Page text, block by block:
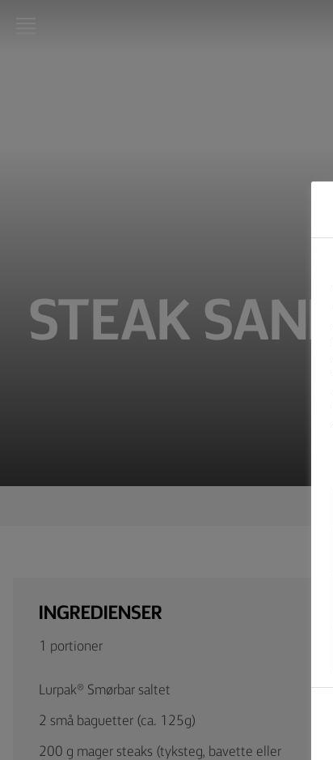
ANLEDNINGER
STEAK
INGREDIENSER
1 portioner
Lurpak® Smørbar saltet
2 små baguetter (ca. 125g)
200 g mager steaks (tyksteg, bavette eller